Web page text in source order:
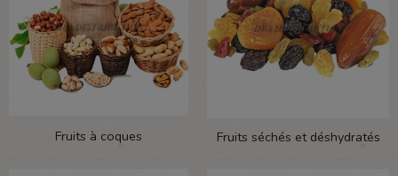
Fruits à coques Fruits séchés et déshydratés